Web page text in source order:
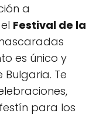
a
Festival de la
es único y
Te
para los